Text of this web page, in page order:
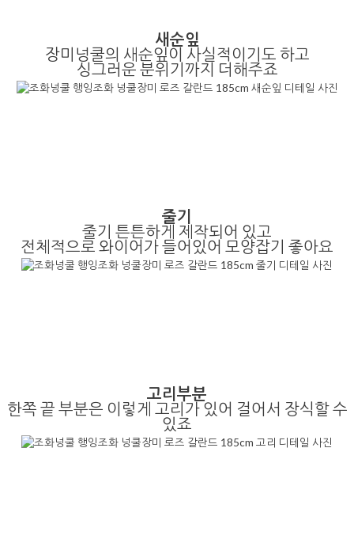
새순잎
장미넝쿨의 새순잎이 사실적이기도 하고
싱그러운 분위기까지 더해주죠
줄기
줄기 튼튼하게 제작되어 있고
전체적으로 와이어가 들어있어 모양잡기 좋아요
고리부분
한쪽 끝 부분은 이렇게 고리가 있어 걸어서 장식할 수
있죠